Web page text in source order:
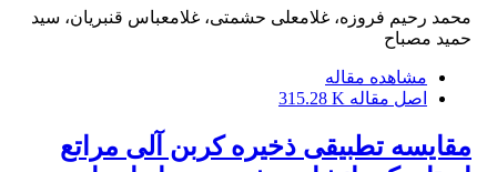
محمد رحیم فروزه، غلامعلی حشمتی، غلامعباس قنبریان، سید
حمید مصباح
مشاهده مقاله
اصل مقاله 315.28 K
مقایسه تطبیقی ذخیره کربن آلی مراتع